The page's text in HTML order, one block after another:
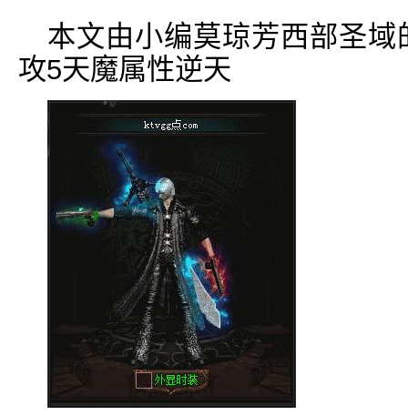
本文由小编莫琼芳西部圣
攻5天魔属性逆天